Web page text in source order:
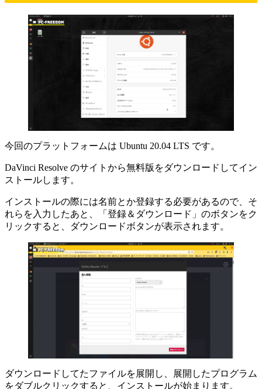
今回のプラットフォームは Ubuntu 20.04 LTS です。
DaVinci Resolve のサイトから無料版をダウンロードしてイン
ストールします。
インストールの際には名前とか登録する必要があるので、そ
れらを入力したあと、「登録＆ダウンロード」のボタンをク
リックすると、ダウンロードボタンが表示されます。
ダウンロードしてたファイルを展開し、展開したプログラム
をダブルクリックすると、インストールが始まります。